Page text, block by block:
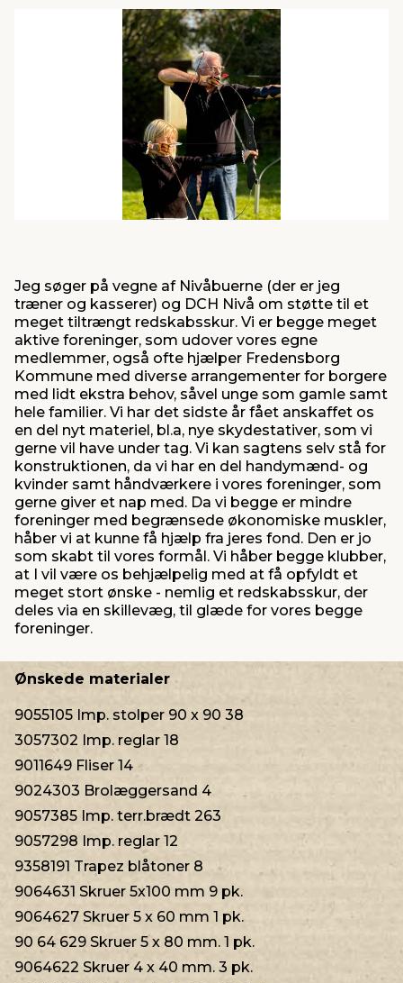
& standere
Jeg søger på vegne af Nivåbuerne (der er jeg
træner og kasserer) og DCH Nivå om støtte til et
meget tiltrængt redskabsskur. Vi er begge meget
aktive foreninger, som udover vores egne
medlemmer, også ofte hjælper Fredensborg
Kommune med diverse arrangementer for borgere
med lidt ekstra behov, såvel unge som gamle samt
hele familier. Vi har det sidste år fået anskaffet os
en del nyt materiel, bl.a, nye skydestativer, som vi
gerne vil have under tag. Vi kan sagtens selv stå for
konstruktionen, da vi har en del handymænd- og
kvinder samt håndværkere i vores foreninger, som
gerne giver et nap med. Da vi begge er mindre
foreninger med begrænsede økonomiske muskler,
håber vi at kunne få hjælp fra jeres fond. Den er jo
som skabt til vores formål. Vi håber begge klubber,
at I vil være os behjælpelig med at få opfyldt et
meget stort ønske - nemlig et redskabsskur, der
deles via en skillevæg, til glæde for vores begge
foreninger.
Ønskede materialer
9055105 Imp. stolper 90 x 90 38
3057302 Imp. reglar 18
9011649 Fliser 14
9024303 Brolæggersand 4
9057385 Imp. terr.brædt 263
9057298 Imp. reglar 12
9358191 Trapez blåtoner 8
9064631 Skruer 5x100 mm 9 pk.
9064627 Skruer 5 x 60 mm 1 pk.
90 64 629 Skruer 5 x 80 mm. 1 pk.
9064622 Skruer 4 x 40 mm. 3 pk.